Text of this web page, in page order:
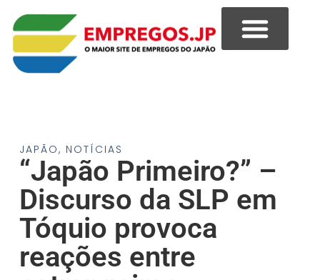
JAPÃO, NOTÍCIAS
“Japão Primeiro?” –
Discurso da SLP em
Tóquio provoca
reações entre